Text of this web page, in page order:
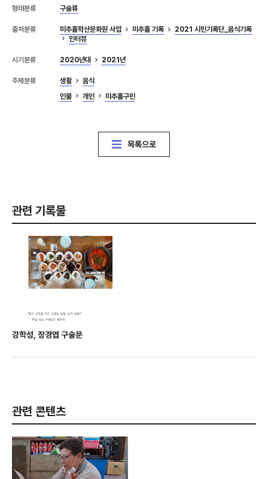
형태분류 구술류
출처분류 미추홀학산문화원 사업 미추홀 기록
2021 시민기록단_음식기록
인터뷰
시기분류 2020년대 2021년
주제분류 생활
음식
인물
개인 미추홀구민
목록으로
관련 기록물
강학성, 장경엽 구술문
관련 콘텐츠